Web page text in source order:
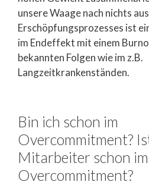
unsere Waage nach nichts
Erschöpfungsprozesses ist
im Endeffekt mit einem
bekannten Folgen wie im z.B.
Langzeitkrankenständen.
Bin ich schon im
Overcommitment?
Mitarbeiter schon im
Overcommitment?